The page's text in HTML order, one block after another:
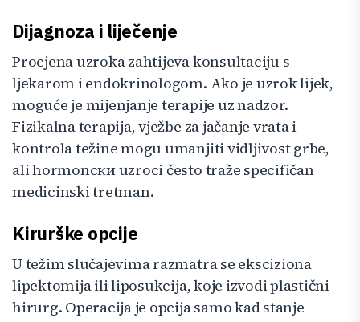
Dijagnoza i liječenje
Procjena uzroka zahtijeva konsultaciju s
ljekarom i endokrinologom. Ako je uzrok lijek,
moguće je mijenjanje terapije uz nadzor.
Fizikalna terapija, vježbe za jačanje vrata i
kontrola težine mogu umanjiti vidljivost grbe,
ali hormonски uzroci često traže specifičan
medicinski tretman.
Kirurške opcije
U težim slučajevima razmatra se eksciziona
lipektomija ili liposukcija, koje izvodi plastični
hirurg. Operacija je opcija samo kad stanje